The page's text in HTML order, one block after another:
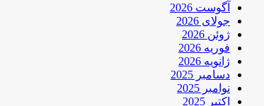
آگوست 2026
جولای 2026
ژوئن 2026
فوریه 2026
ژانویه 2026
دسامبر 2025
نوامبر 2025
اکتبر 2025